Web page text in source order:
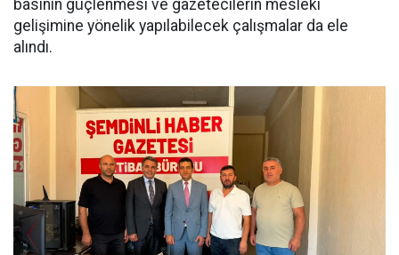
basının güçlenmesi ve gazetecilerin mesleki
gelişimine yönelik yapılabilecek çalışmalar da ele
alındı.